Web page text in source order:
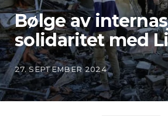
Bølge av
solidaritet med
27. SEPTEMBER 2024